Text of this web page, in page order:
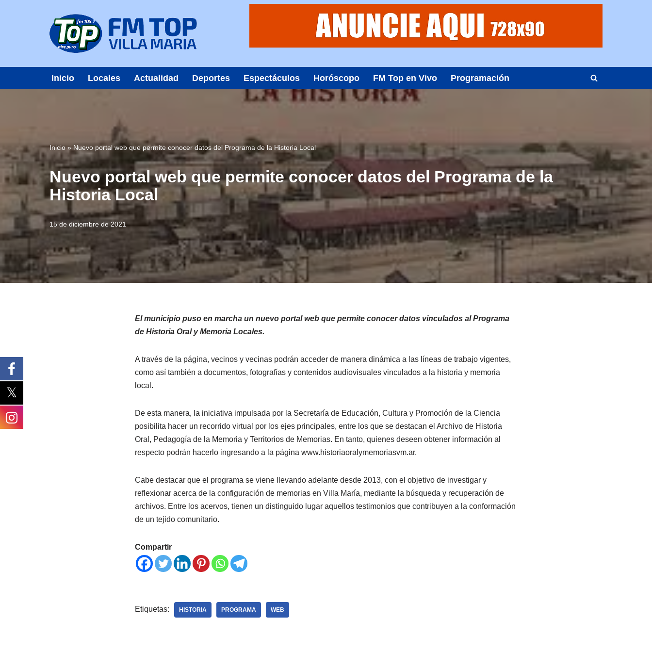
Inicio Locales Actualidad Deportes Espectáculos Horóscopo FM Top en Vivo Programación
Inicio »Nuevo portal web que permite conocer datos del Programa de la Historia Local
Nuevo portal web que permite conocer datos del Programa de la
Historia Local
15 de diciembre de 2021
El municipio puso en marcha un nuevo portal web que permite conocer datos vinculados al Programa
de Historia Oral y Memoria Locales.
A través de la página, vecinos y vecinas podrán acceder de manera dinámica a las líneas de trabajo vigentes,
como así también a documentos, fotografías y contenidos audiovisuales vinculados a la historia y memoria
local.
De esta manera, la iniciativa impulsada por la Secretaría de Educación, Cultura y Promoción de la Ciencia
posibilita hacer un recorrido virtual por los ejes principales, entre los que se destacan el Archivo de Historia
Oral, Pedagogía de la Memoria y Territorios de Memorias. En tanto, quienes deseen obtener información al
respecto podrán hacerlo ingresando a la página www.historiaoralymemoriasvm.ar.
Cabe destacar que el programa se viene llevando adelante desde 2013, con el objetivo de investigar y
reflexionar acerca de la configuración de memorias en Villa María, mediante la búsqueda y recuperación de
archivos. Entre los acervos, tienen un distinguido lugar aquellos testimonios que contribuyen a la conformación
de un tejido comunitario.
Compartir
Etiquetas: HISTORIA PROGRAMA WEB